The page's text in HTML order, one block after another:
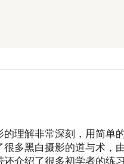
的理解非常深刻，用简单
多黑白摄影的道与术，
还介绍了很多初学者的练